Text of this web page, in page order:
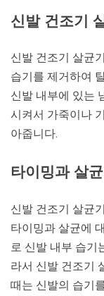
신발 건조기
신발 건조기 살균
습기를 제거하여
신발 내부에 있는
시켜서 가죽이나
아줍니다.
타이밍과 살
신발 건조기 살균
타이밍과 살균에
로 신발 내부 습기
라서 신발 건조기
때는 신발의 습기